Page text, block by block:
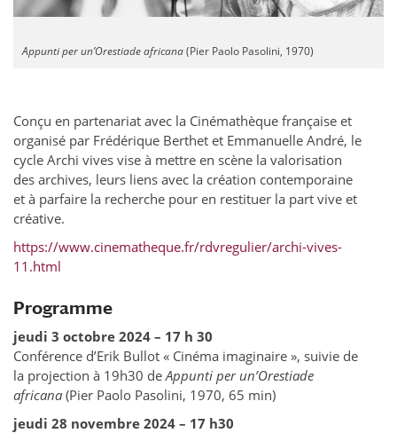
Appunti per un’Orestiade africana(Pier Paolo Pasolini, 1970)
Conçu en partenariat avec la Cinémathèque française et
organisé par Frédérique Berthet et Emmanuelle André, le
cycle Archi vives vise à mettre en scène la valorisation
des archives, leurs liens avec la création contemporaine
et à parfaire la recherche pour en restituer la part vive et
créative.
https://www.cinematheque.fr/rdvregulier/archi-vives-
11.html
Programme
jeudi 3 octobre 2024 – 17 h 30
Conférence d’Erik Bullot « Cinéma imaginaire », suivie de
la projection à 19h30 deAppunti per un’Orestiade
africana (Pier Paolo Pasolini, 1970, 65 min)
jeudi 28 novembre 2024 – 17 h30